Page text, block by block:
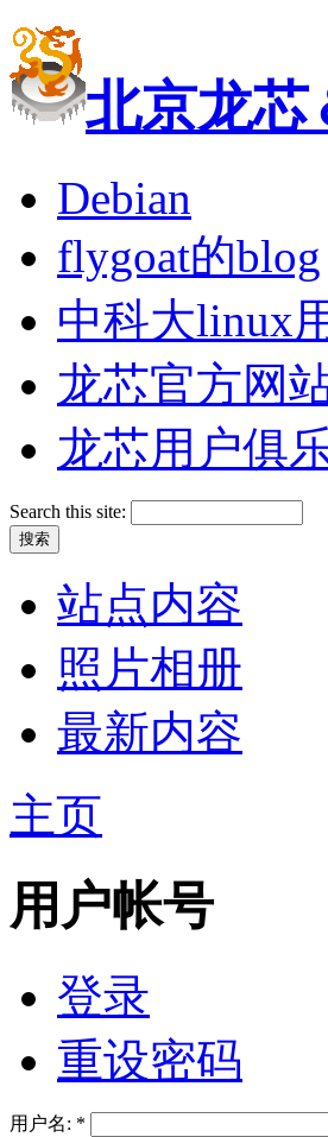
北京龙芯
Debian
flygoat的blog
中科大linux
龙芯官方网
龙芯用户俱
Search this site:
站点内容
照片相册
最新内容
主页
用户帐号
登录
重设密码
用户名: *